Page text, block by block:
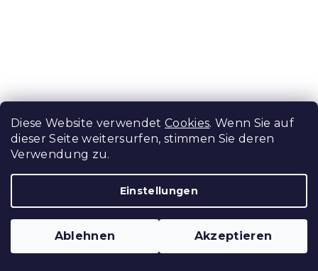
Diese Website verwendet Cookies. Wenn Sie auf
dieser Seite weitersurfen, stimmen Sie deren
Verwendung zu.
Einstellungen
Ablehnen Akzeptieren
Badetuch BARBARA 70x130 cm
hellgrün, 100% Baumwolle
Auf Lager(>10 Stücke)
6,60 € In Den Warenkorb
10 % Rabattcode: